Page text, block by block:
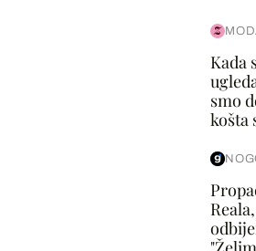
Kada
smo
košta